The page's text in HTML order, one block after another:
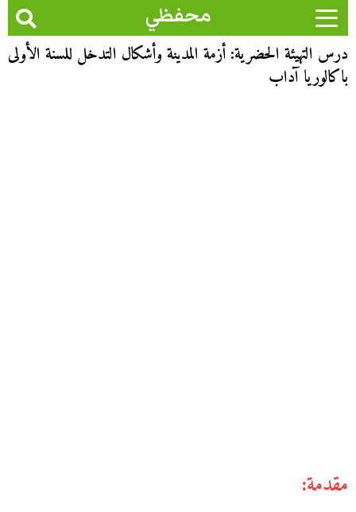
محفظي
درس التهيئة الحضرية: أزمة المدينة وأشكال التدخل للسنة الأولى
باكالوريا آداب
مقدمة: